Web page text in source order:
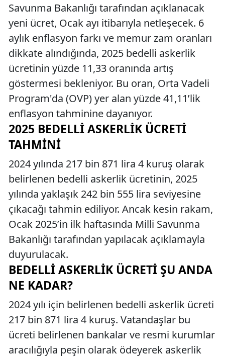
Savunma Bakanlığı tarafından açıklanacak
yeni ücret, Ocak ayı itibarıyla netleşecek. 6
aylık enflasyon farkı ve memur zam oranları
dikkate alındığında, 2025 bedelli askerlik
ücretinin yüzde 11,33 oranında artış
göstermesi bekleniyor. Bu oran, Orta Vadeli
Program'da (OVP) yer alan yüzde 41,11’lik
enflasyon tahminine dayanıyor.
2025 BEDELLI ASKERLIK ÜCRETI
TAHMINI
2024 yılında 217 bin 871 lira 4 kuruş olarak
belirlenen bedelli askerlik ücretinin, 2025
yılında yaklaşık 242 bin 555 lira seviyesine
çıkacağı tahmin ediliyor. Ancak kesin rakam,
Ocak 2025’in ilk haftasında Milli Savunma
Bakanlığı tarafından yapılacak açıklamayla
duyurulacak.
BEDELLI ASKERLIK ÜCRETI ŞU ANDA
NE KADAR?
2024 yılı için belirlenen bedelli askerlik ücreti
217 bin 871 lira 4 kuruş. Vatandaşlar bu
ücreti belirlenen bankalar ve resmi kurumlar
aracılığıyla peşin olarak ödeyerek askerlik